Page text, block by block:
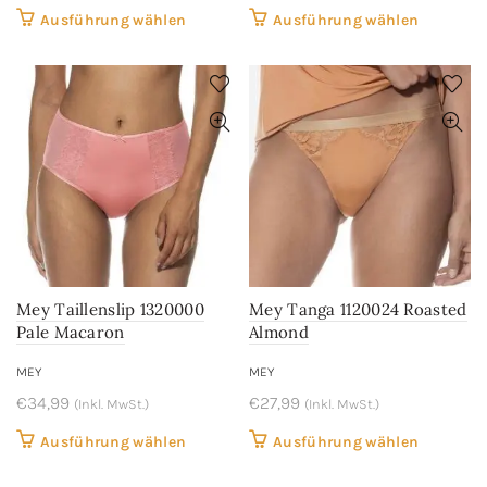
Ausführung wählen
weist
mehrere
Varianten
auf.
Die
Optionen
können
auf
der
Produktseite
Ausführung wählen
weist
mehrere
können
auf
der
Mey Taillenslip 1320000
Pale Macaron
MEY
€34,99 (Inkl. MwSt.)
Ausführung wählen
Mey Tanga 1120024 Roasted
Almond
MEY
€27,99 (Inkl. MwSt.)
Ausführung wählen